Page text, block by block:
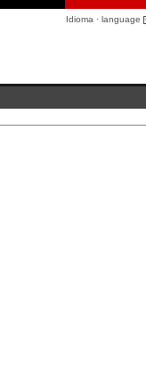
Idioma · language